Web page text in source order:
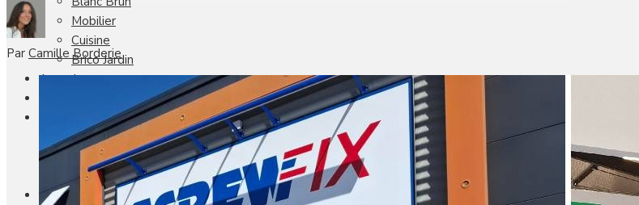
Mobilier
Cuisine
Brico Jardin
Agenda
Nos autres titres
Faire Savoir Faire
Aviasport
Univers Made in France
Qui sommes-nous
Par Camille Borderie